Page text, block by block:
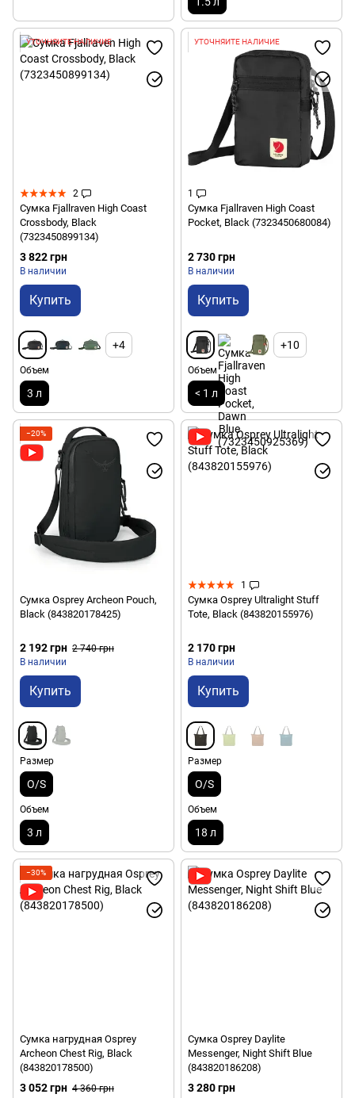
УТОЧНЯЙТЕ НАЛИЧИЕ
2
Сумка Fjallraven High Coast
Crossbody, Black
(7323450899134)
3 822 грн
В наличии
Купить
+4
Объем
3 л
УТОЧНЯЙТЕ НАЛИЧИЕ
1
Сумка Fjallraven High Coast
Pocket, Black (7323450680084)
2 730 грн
В наличии
Купить
+10
Объем
< 1 л
−20%
Сумка Osprey Archeon Pouch,
Black (843820178425)
2 192 грн 2 740 грн
В наличии
Купить
Размер
O/S
Объем
3 л
1
Сумка Osprey Ultralight Stuff
Tote, Black (843820155976)
2 170 грн
В наличии
Купить
Размер
O/S
Объем
18 л
−30%
Сумка нагрудная Osprey
Archeon Chest Rig, Black
(843820178500)
3 052 грн 4 360 грн
Сумка Osprey Daylite
Messenger, Night Shift Blue
(843820186208)
3 280 грн